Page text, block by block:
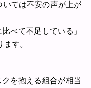
いては不安の声が上が
べて不足している」
ます。
を抱える組合が相当